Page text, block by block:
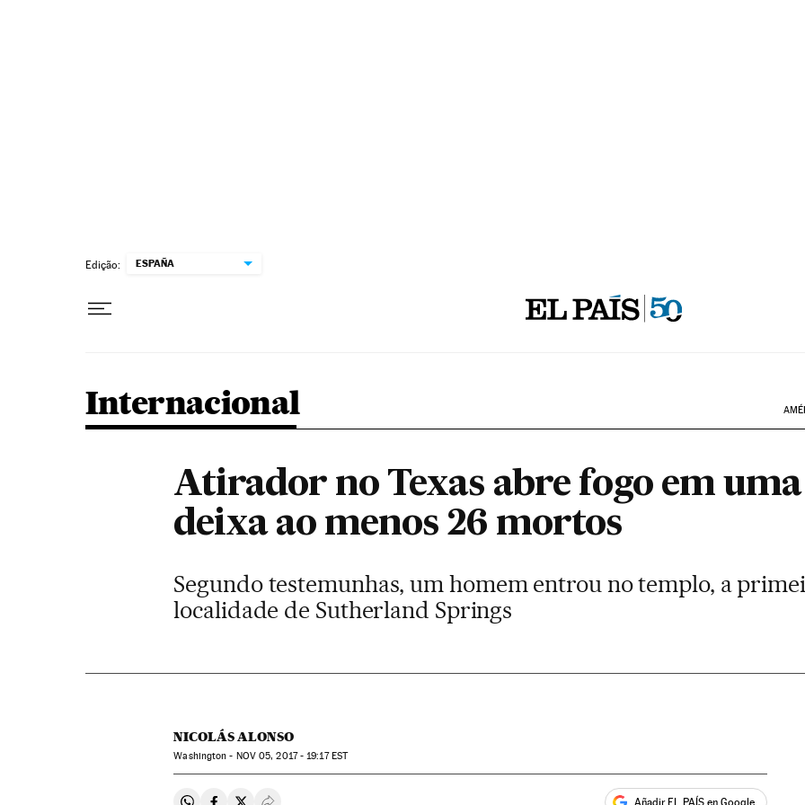
Edição: ESPAÑA
Internacional
Atirador no Texas abre fogo em
deixa ao menos 26 mortos
Segundo testemunhas, um homem entrou no templo, a
localidade de Sutherland Springs
NICOLÁS ALONSO
Washington - NOV05, 2017 - 19:17EST
Añadir EL PAÍS en Google